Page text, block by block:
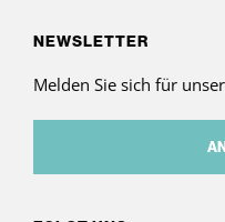
NEWSLETTER
Melden Sie sich für